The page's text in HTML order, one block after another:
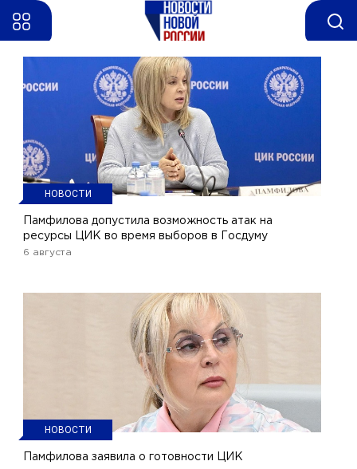
НОВОСТИ
Памфилова допустила возможность атак на
ресурсы ЦИК во время выборов в Госдуму
6 августа
НОВОСТИ
Памфилова заявила о готовности ЦИК